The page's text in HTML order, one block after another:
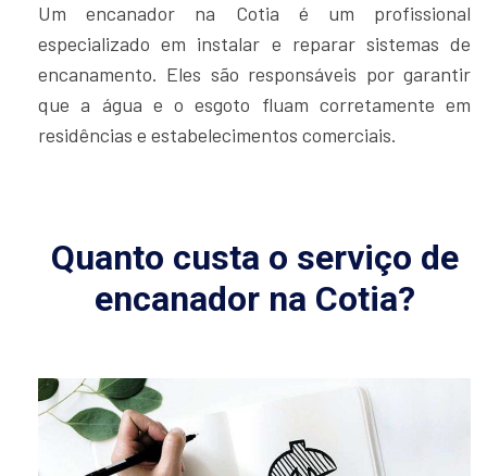
Um encanador na Cotia é um profissional
especializado em instalar e reparar sistemas de
encanamento. Eles são responsáveis por garantir
que a água e o esgoto fluam corretamente em
residências e estabelecimentos comerciais.
Quanto custa o serviço de
encanador na Cotia?